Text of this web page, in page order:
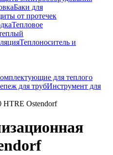
Баки для
от протечек
Тепловое
Теплоноситель и
для теплого
для трубИнструмент для
HTRE Ostendorf